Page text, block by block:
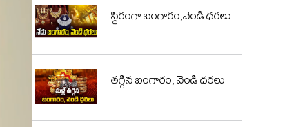
స్థిరంగా బంగారం,వెండి ధరలు
తగ్గిన బంగారం, వెండి ధరలు